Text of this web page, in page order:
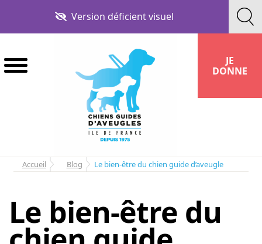
la
contenu
Version déficient visuel
JE
DONNE
Accueil Blog Le bien-être du chien guide d’aveugle
Le bien-être du